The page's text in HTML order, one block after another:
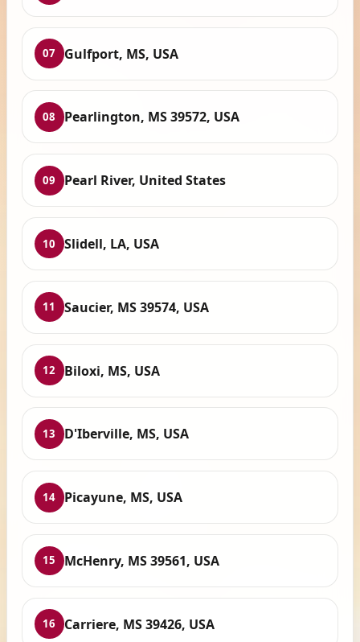
07 Gulfport, MS, USA
08 Pearlington, MS 39572, USA
09 Pearl River, United States
10 Slidell, LA, USA
11 Saucier, MS 39574, USA
12 Biloxi, MS, USA
13 D'Iberville, MS, USA
14 Picayune, MS, USA
15 McHenry, MS 39561, USA
16 Carriere, MS 39426, USA